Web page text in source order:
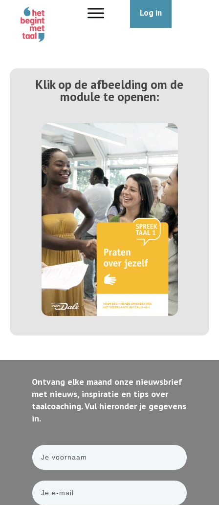
Log in
Klik op de afbeelding om de
module te openen:
Ontvang elke maand onze nieuwsbrief
met nieuws, inspiratie en tips over
taalcoaching. Vul hieronder je gegevens
in.